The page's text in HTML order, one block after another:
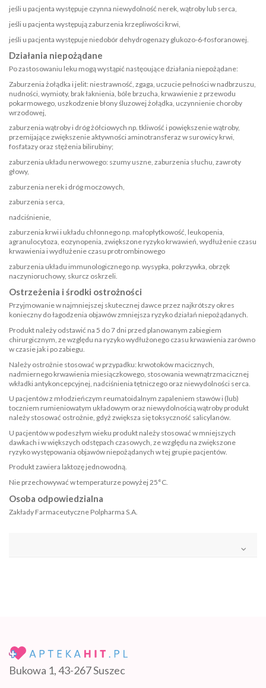
jeśli u pacjenta występuje czynna niewydolność nerek, wątroby lub serca,
jeśli u pacjenta występują zaburzenia krzepliwości krwi,
jeśli u pacjenta występuje niedobór dehydrogenazy glukozo-6-fosforanowej.
Działania niepożądane
Po zastosowaniu leku mogą wystąpić nastęoujące działania niepożądane:
Zaburzenia żołądka i jelit: niestrawność, zgaga, uczucie pełności w nadbrzuszu,
nudności, wymioty, brak łaknienia, bóle brzucha, krwawienie z przewodu
pokarmowego, uszkodzenie błony śluzowej żołądka, uczynnienie choroby
wrzodowej,
zaburzenia wątroby i dróg żółciowych np. tkliwość i powiększenie wątroby,
przemijające zwiększenie aktywności aminotransferaz w surowicy krwi,
fosfatazy oraz stężenia bilirubiny;
zaburzenia układu nerwowego: szumy uszne, zaburzenia słuchu, zawroty
głowy,
zaburzenia nerek i dróg moczowych,
zaburzenia serca,
nadciśnienie,
zaburzenia krwi i układu chłonnego np. małopłytkowość, leukopenia,
agranulocytoza, eozynopenia, zwiększone ryzyko krwawień, wydłużenie czasu
krwawienia i wydłużenie czasu protrombinowego
zaburzenia układu immunologicznego np. wysypka, pokrzywka, obrzęk
naczynioruchowy, skurcz oskrzeli.
Ostrzeżenia i środki ostrożności
Przyjmowanie w najmniejszej skutecznej dawce przez najkrótszy okres
konieczny do łagodzenia objawów zmniejsza ryzyko działań niepożądanych.
Produkt należy odstawić na 5 do 7 dni przed planowanym zabiegiem
chirurgicznym, ze względu na ryzyko wydłużonego czasu krwawienia zarówno
w czasie jak i po zabiegu.
Należy ostrożnie stosować w przypadku: krwotoków macicznych,
nadmiernego krwawienia miesiączkowego, stosowania wewnątrzmacicznej
wkładki antykoncepcyjnej, nadciśnienia tętniczego oraz niewydolności serca.
U pacjentów z młodzieńczym reumatoidalnym zapaleniem stawów i (lub)
toczniem rumieniowatym układowym oraz niewydolnością wątroby produkt
należy stosować ostrożnie, gdyż zwiększa się toksyczność salicylanów.
U pacjentów w podeszłym wieku produkt należy stosować w mniejszych
dawkach i w większych odstępach czasowych, ze względu na zwiększone
ryzyko występowania objawów niepożądanych w tej grupie pacjentów.
Produkt zawiera laktozę jednowodną.
Nie przechowywać w temperaturze powyżej 25°C.
Osoba odpowiedzialna
Zakłady Farmaceutyczne Polpharma S.A.
Bukowa 1, 43-267 Suszec